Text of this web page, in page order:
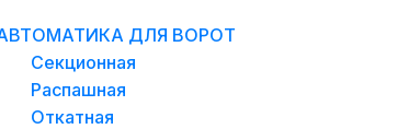
ДЛЯ ВОРОТ
Секционная
Распашная
Откатная